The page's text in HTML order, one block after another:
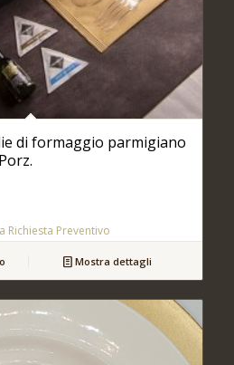
di formaggio parmigiano
Richiesta Preventivo
Mostra dettagli